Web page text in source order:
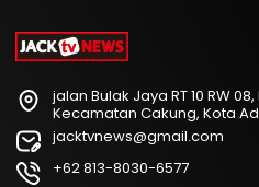
jalan Bulak Jaya RT 10 RW
Kecamatan Cakung, Kota
jacktvnews@gmail.com
+62 813-8030-6577